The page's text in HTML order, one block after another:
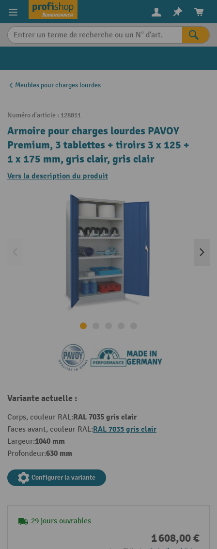
content
Meubles pour charges lourdes
Numéro d'article : 128811
Armoire pour charges lourdes PAVOY
Premium, 3 tablettes + tiroirs 3 x 125 +
1 x 175 mm, gris clair, gris clair
Vers la description du produit
Variante actuelle :
Corps, couleur RAL:RAL 7035 gris clair
Faces avant, couleur RAL:RAL 7035 gris clair
Largeur:1040 mm
Profondeur:630 mm
Configurer la variante
29 jours ouvrables
1 608,00 €